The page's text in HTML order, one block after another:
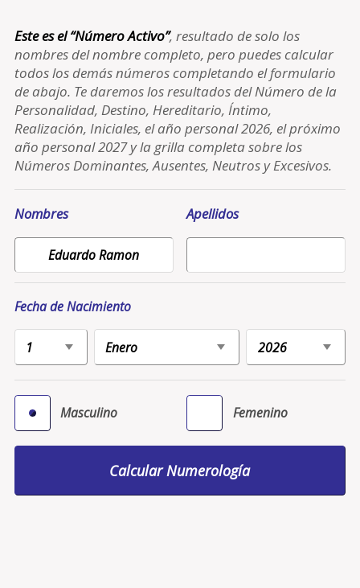
Este es el “Número Activo”, resultado de solo los
nombres del nombre completo, pero puedes calcular
todos los demás números completando el formulario
de abajo. Te daremos los resultados del Número de la
Personalidad, Destino, Hereditario, Íntimo,
Realización, Iniciales, el año personal 2026, el próximo
año personal 2027 y la grilla completa sobre los
Números Dominantes, Ausentes, Neutros y Excesivos.
Nombres Apellidos
Fecha de Nacimiento
Masculino Femenino